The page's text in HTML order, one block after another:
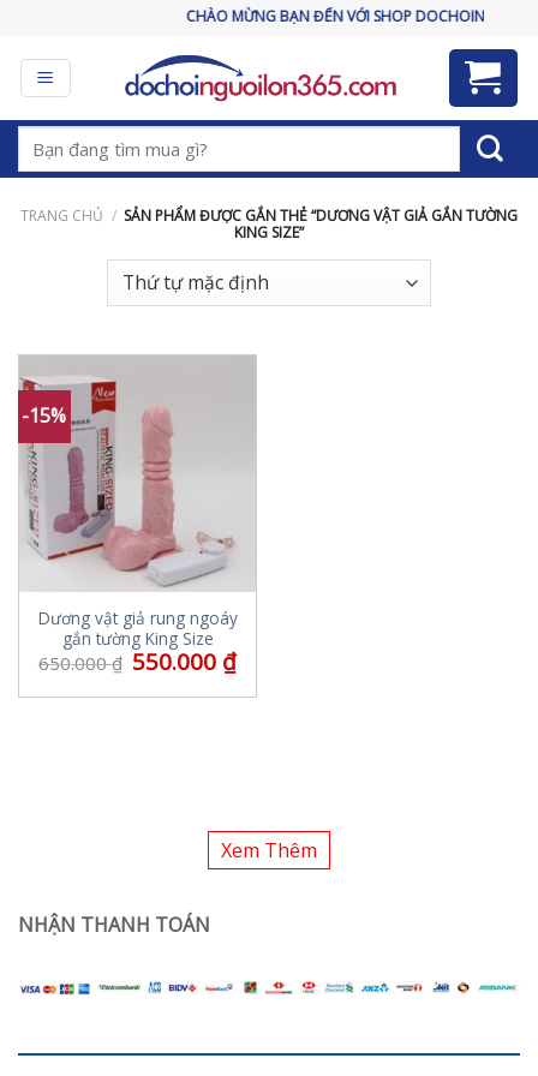
content
CHÀO MỪNG BẠN ĐẾN VỚI SHOP
Tìm
kiếm:
TRANG CHỦ / SẢN PHẨM ĐƯỢC GẮN THẺ “DƯƠNG VẬT GIẢ GẮN TƯỜNG
KING SIZE”
-15%
Dương vật giả rung ngoáy
gắn tường King Size
650.000₫ 550.000 ₫
Xem Thêm
NHẬN THANH TOÁN